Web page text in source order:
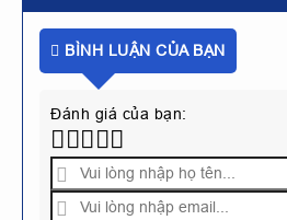
BÌNH LUẬN CỦA BẠN
Đánh giá của bạn: